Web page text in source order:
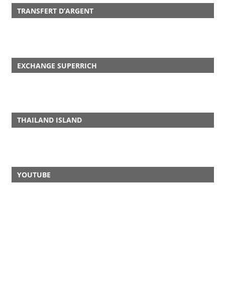
TRANSFERT D’ARGENT
EXCHANGE SUPERRICH
THAILAND ISLAND
YOUTUBE